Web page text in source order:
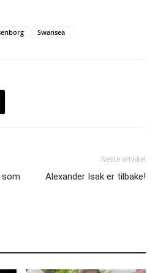
Swansea
Neste artikkel
Alexander Isak er tilbake!